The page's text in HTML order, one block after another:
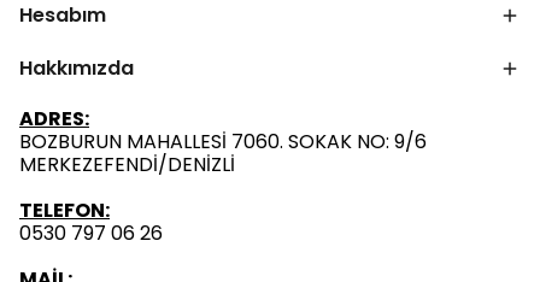
Hesabım
Hakkımızda
ADRES:
BOZBURUN MAHALLESİ 7060. SOKAK NO: 9/6
MERKEZEFENDİ/DENİZLİ
TELEFON:
0530 797 06 26